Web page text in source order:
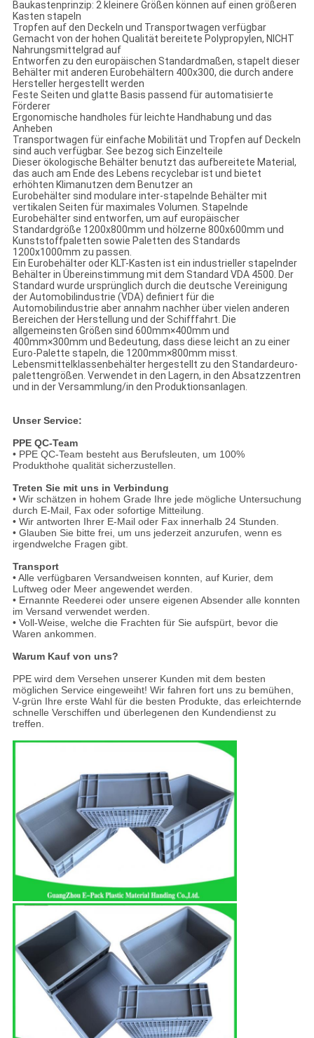
Baukastenprinzip: 2 kleinere Größen können auf einen größeren
Kasten stapeln
Tropfen auf den Deckeln und Transportwagen verfügbar
Gemacht von der hohen Qualität bereitete Polypropylen, NICHT
Nahrungsmittelgrad auf
Entworfen zu den europäischen Standardmaßen, stapelt dieser
Behälter mit anderen Eurobehältern 400x300, die durch andere
Hersteller hergestellt werden
Feste Seiten und glatte Basis passend für automatisierte
Förderer
Ergonomische handholes für leichte Handhabung und das
Anheben
Transportwagen für einfache Mobilität und Tropfen auf Deckeln
sind auch verfügbar. See bezog sich Einzelteile
Dieser ökologische Behälter benutzt das aufbereitete Material,
das auch am Ende des Lebens recyclebar ist und bietet
erhöhten Klimanutzen dem Benutzer an
Eurobehälter sind modulare inter-stapelnde Behälter mit
vertikalen Seiten für maximales Volumen. Stapelnde
Eurobehälter sind entworfen, um auf europäischer
Standardgröße 1200x800mm und hölzerne 800x600mm und
Kunststoffpaletten sowie Paletten des Standards
1200x1000mm zu passen.
Ein Eurobehälter oder KLT-Kasten ist ein industrieller stapelnder
Behälter in Übereinstimmung mit dem Standard VDA 4500. Der
Standard wurde ursprünglich durch die deutsche Vereinigung
der Automobilindustrie (VDA) definiert für die
Automobilindustrie aber annahm nachher über vielen anderen
Bereichen der Herstellung und der Schifffahrt. Die
allgemeinsten Größen sind 600mm×400mm und
400mm×300mm und Bedeutung, dass diese leicht an zu einer
Euro-Palette stapeln, die 1200mm×800mm misst.
Lebensmittelklassenbehälter hergestellt zu den Standardeuro-
palettengrößen. Verwendet in den Lagern, in den Absatzzentren
und in der Versammlung/in den Produktionsanlagen.
Unser Service:
PPE QC-Team
• PPE QC-Team besteht aus Berufsleuten, um 100%
Produkthohe qualität sicherzustellen.
Treten Sie mit uns in Verbindung
• Wir schätzen in hohem Grade Ihre jede mögliche Untersuchung
durch E-Mail, Fax oder sofortige Mitteilung.
• Wir antworten Ihrer E-Mail oder Fax innerhalb 24 Stunden.
• Glauben Sie bitte frei, um uns jederzeit anzurufen, wenn es
irgendwelche Fragen gibt.
Transport
• Alle verfügbaren Versandweisen konnten, auf Kurier, dem
Luftweg oder Meer angewendet werden.
• Ernannte Reederei oder unsere eigenen Absender alle konnten
im Versand verwendet werden.
• Voll-Weise, welche die Frachten für Sie aufspürt, bevor die
Waren ankommen.
Warum Kauf von uns?
PPE wird dem Versehen unserer Kunden mit dem besten
möglichen Service eingeweiht! Wir fahren fort uns zu bemühen,
V-grün Ihre erste Wahl für die besten Produkte, das erleichternde
schnelle Verschiffen und überlegenen den Kundendienst zu
treffen.